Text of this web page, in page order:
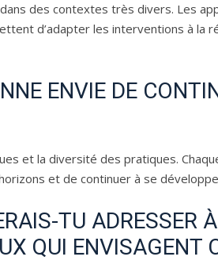
des contextes très divers. Les
d’adapter les interventions à la
ENVIE DE
et la diversité des pratiques.
et de continuer à se
TU ADRESSER
QUI ENVISAGENT